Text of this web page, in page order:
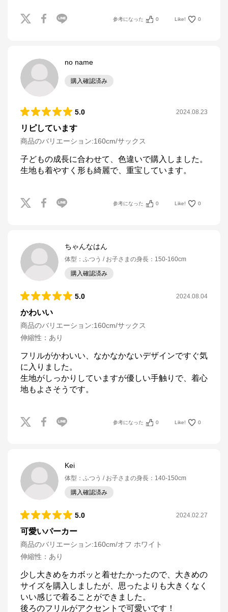
参考になった 0 Like! 0
no name
購入確認済み
5.0 2024.08.23
リピしています
商品のバリエーション:160cm/サックス
子どもの成長に合わせて、色違いで購入しました。
生地も着やすく形も綺麗で、重宝しています。
参考になった 0 Like! 0
ちゃんなはん
体型 ： ふつう お子さまの身長 ： 150-160cm
購入確認済み
5.0 2024.08.04
かわいい
商品のバリエーション:160cm/サックス
伸縮性 ： あり
フリルがかわいい、なかなかないデザインですぐ気
に入りました。
生地がしっかりしていますが優しい手触りで、着心
地もよさそうです。
参考になった 0 Like! 0
Kei
体型 ： ふつう お子さまの身長 ： 140-150cm
購入確認済み
5.0 2024.02.27
可愛いパーカー
商品のバリエーション:160cm/オフ ホワイト
伸縮性 ： あり
少し大きめをカボッと着せたかったので、大きめの
サイズを購入しましたが、思ったよりも大きくなく
いい感じで着ることができました。
後ろのフリルがアクセントで可愛いです！